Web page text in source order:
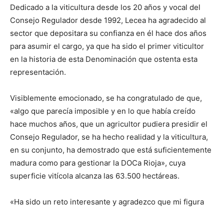
Dedicado a la viticultura desde los 20 años y vocal del
Consejo Regulador desde 1992, Lecea ha agradecido al
sector que depositara su confianza en él hace dos años
para asumir el cargo, ya que ha sido el primer viticultor
en la historia de esta Denominación que ostenta esta
representación.
Visiblemente emocionado, se ha congratulado de que,
«algo que parecía imposible y en lo que había creído
hace muchos años, que un agricultor pudiera presidir el
Consejo Regulador, se ha hecho realidad y la viticultura,
en su conjunto, ha demostrado que está suficientemente
madura como para gestionar la DOCa Rioja», cuya
superficie vitícola alcanza las 63.500 hectáreas.
«Ha sido un reto interesante y agradezco que mi figura